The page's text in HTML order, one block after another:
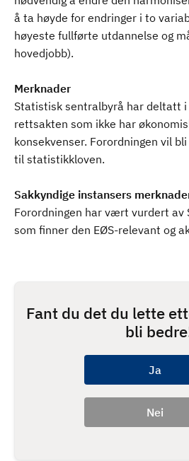
å ta høyde for endringer i to
høyeste fullførte utdannelse og
hovedjobb).
Merknader
Statistisk sentralbyrå har deltatt
rettsakten som ikke har
konsekvenser. Forordningen vil
til statistikkloven.
Sakkyndige instansers
Forordningen har vært vurdert
som finner den EØS-relevant og
Fant du det du lette
bli